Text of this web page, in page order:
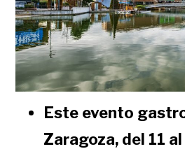
Este evento
Zaragoza, del 11